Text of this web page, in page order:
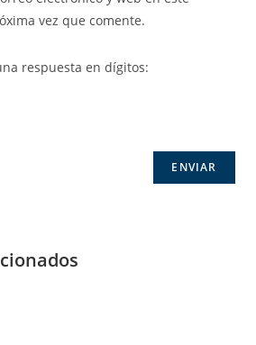
vez que comente.
respuesta en dígitos: